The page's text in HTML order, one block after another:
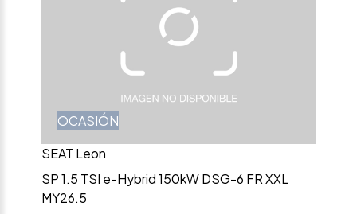
OCASIÓN
SEAT Leon
SP 1.5 TSI e-Hybrid 150kW DSG-6 FR XXL
MY26.5